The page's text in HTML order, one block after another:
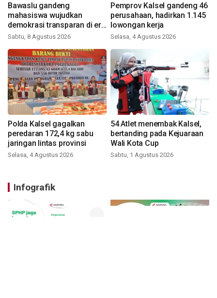
Bawaslu gandeng
mahasiswa wujudkan
demokrasi transparan di era
digital
Sabtu, 8 Agustus 2026
Pemprov Kalsel gandeng 46
perusahaan, hadirkan 1.145
lowongan kerja
Selasa, 4 Agustus 2026
Polda Kalsel gagalkan
peredaran 172,4 kg sabu
jaringan lintas provinsi
Selasa, 4 Agustus 2026
54 Atlet menembak Kalsel,
bertanding pada Kejuaraan
Wali Kota Cup
Sabtu, 1 Agustus 2026
Infografik